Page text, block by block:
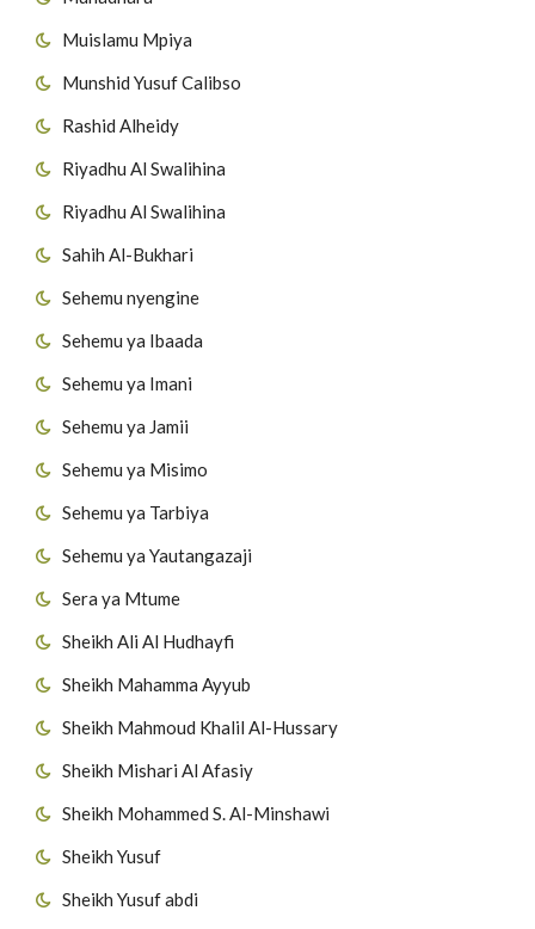
Muislamu Mpiya
Munshid Yusuf Calibso
Rashid Alheidy
Riyadhu Al Swalihina
Riyadhu Al Swalihina
Sahih Al-Bukhari
Sehemu nyengine
Sehemu ya Ibaada
Sehemu ya Imani
Sehemu ya Jamii
Sehemu ya Misimo
Sehemu ya Tarbiya
Sehemu ya Yautangazaji
Sera ya Mtume
Sheikh Ali Al Hudhayfi
Sheikh Mahamma Ayyub
Sheikh Mahmoud Khalil Al-Hussary
Sheikh Mishari Al Afasiy
Sheikh Mohammed S. Al-Minshawi
Sheikh Yusuf
Sheikh Yusuf abdi